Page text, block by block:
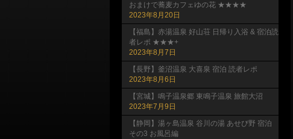
おまけで蕎麦カフェゆの花 ★★★★
2023年8月20日
【福島】赤湯温泉 好山荘 日帰り入浴 & 宿泊読
者レポ ★★★+
2023年8月7日
【長野】釜沼温泉 大喜泉 宿泊 読者レポ
2023年8月6日
【宮城】鳴子温泉郷 東鳴子温泉 旅館大沼
2023年7月9日
【静岡】湯ヶ島温泉 谷川の湯 あせび野 宿泊
その3 お風呂編